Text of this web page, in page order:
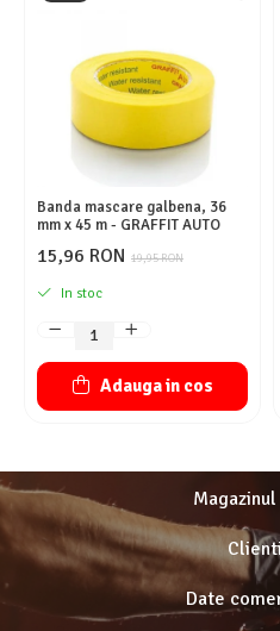
Banda mascare galbena, 36
mm x 45 m - GRAFFIT AUTO
19,95 RON
15,96 RON
In stoc
Adauga in cos
Date